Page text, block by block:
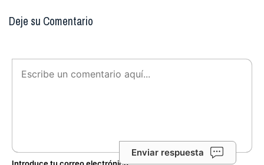
Deje su Comentario
Enviar respuesta